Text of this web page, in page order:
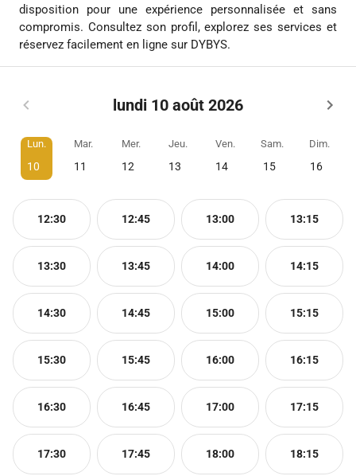
disposition pour une expérience personnalisée et sans
compromis. Consultez son profil, explorez ses services et
réservez facilement en ligne sur DYBYS.
lundi 10 août 2026
Lun.
10
Mar.
11
Mer.
12
Jeu.
13
Ven.
14
Sam.
15
Dim.
16
12:30 12:45 13:00 13:15
13:30 13:45 14:00 14:15
14:30 14:45 15:00 15:15
15:30 15:45 16:00 16:15
16:30 16:45 17:00 17:15
17:30 17:45 18:00 18:15